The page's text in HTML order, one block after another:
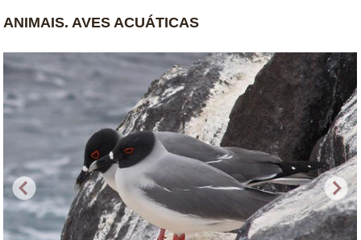
ANIMAIS. AVES ACUÁTICAS